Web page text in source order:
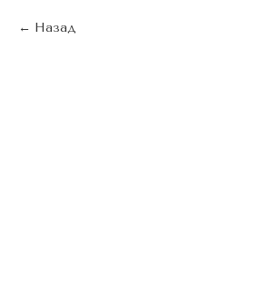
Назад